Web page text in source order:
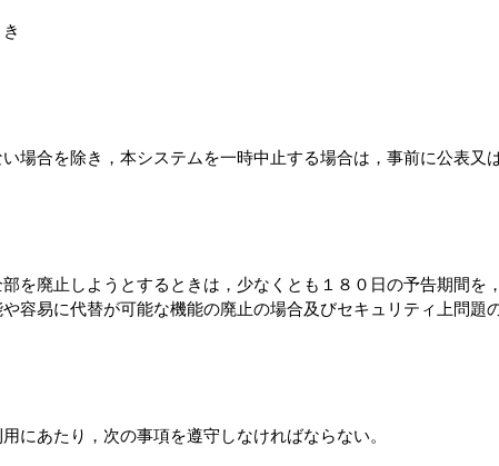
場合を除き，本システムを一時中止する場合は，事前に公表又
を廃止しようとするときは，少なくとも１８０日の予告期間
容易に代替が可能な機能の廃止の場合及びセキュリティ上問題
あたり，次の事項を遵守しなければならない。